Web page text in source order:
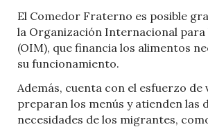
El Comedor Fraterno es posible
la Organización Internacional para
(OIM), que financia los alimentos
su funcionamiento.
Además, cuenta con el esfuerzo
preparan los menús y atienden las
necesidades de los migrantes,